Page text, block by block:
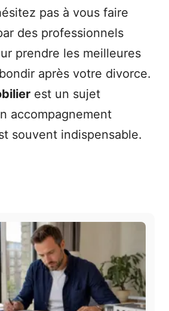
pas à vous faire
des professionnels
prendre les meilleures
après votre divorce.
est un sujet
accompagnement
souvent indispensable.